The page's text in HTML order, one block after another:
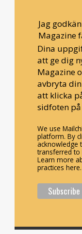
Jag
Magazine
Dina
att ge dig
Magazine
avbryta
att klicka
sidfoten
We use
platform. By
acknowledge
transferred to
Learn more
practices here.